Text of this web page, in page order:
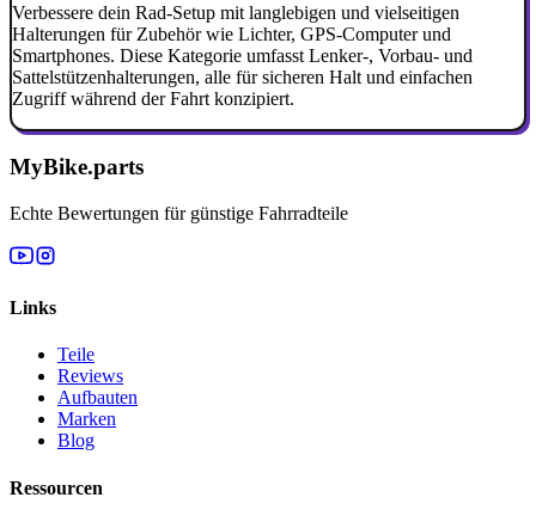
Verbessere dein Rad-Setup mit langlebigen und vielseitigen
Halterungen für Zubehör wie Lichter, GPS-Computer und
Smartphones. Diese Kategorie umfasst Lenker-, Vorbau- und
Sattelstützenhalterungen, alle für sicheren Halt und einfachen
Zugriff während der Fahrt konzipiert.
MyBike.parts
Echte Bewertungen für günstige Fahrradteile
Links
Teile
Reviews
Aufbauten
Marken
Blog
Ressourcen